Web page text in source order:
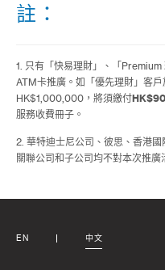
註：
1. 只有「快易理財」、「
ATM卡推廣。如「優先理財」客
HK$1,000,000，將須繳付
服務收費冊子。
2. 華特迪士尼公司、彼思、香港
關聯公司和子公司均不對本次推廣
EN 中文